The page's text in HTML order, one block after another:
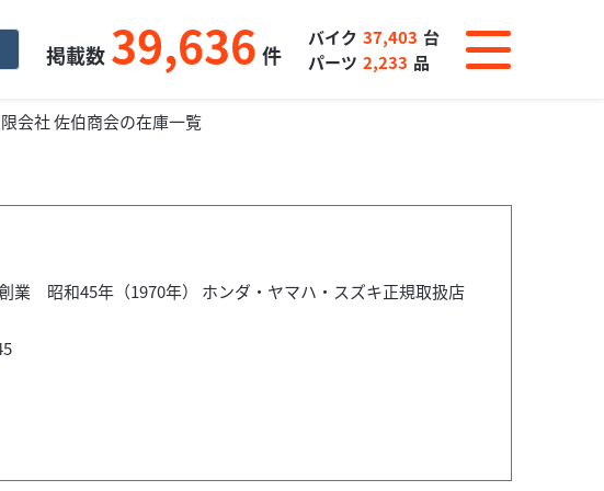
掲載数 39,636 件
バイク 37,403 台
パーツ 2,233 品
会社 佐伯商会の在庫一覧
業 昭和45年（1970年） ホンダ・ヤマハ・スズキ正規取扱店